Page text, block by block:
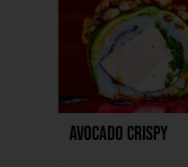
Avocado Crispy